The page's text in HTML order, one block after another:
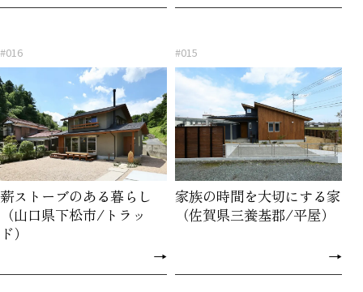
#016
薪ストーブのある暮らし
（山口県下松市/トラッ
ド）
→
#015
家族の時間を大切にする家
（佐賀県三養基郡/平屋）
→